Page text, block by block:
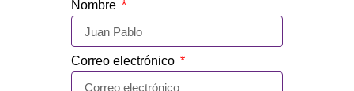
Nombre
Correo electrónico